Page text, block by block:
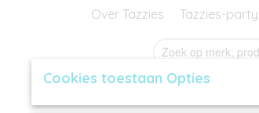
Over Tazzies Tazzies-party
Cookies toestaan Opties